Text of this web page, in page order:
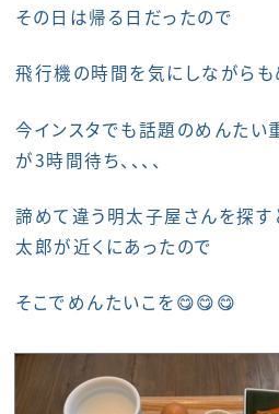
その日は帰る日だったので
飛行機の時間を気にしながらも
今インスタでも話題のめんたい
が3時間待ち、、、、
諦めて違う明太子屋さんを探
太郎が近くにあったので
そこでめんたいこを😋😋😋